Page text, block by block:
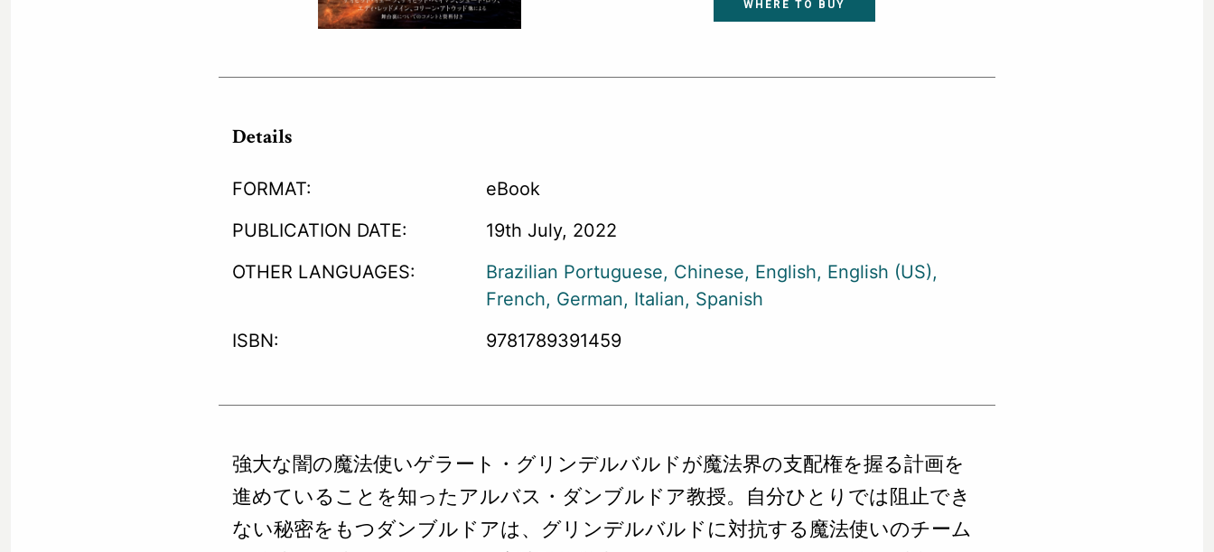
WHERE TO BUY
Details
FORMAT:
eBook
PUBLICATION DATE:
19th July, 2022
OTHER LANGUAGES:
Brazilian Portuguese Chinese English English (US)
French German Italian Spanish
ISBN:
9781789391459
強大な闇の魔法使いゲラート・グリンデルバルドが魔法界の支配権を握る計画を
進めていることを知ったアルバス・ダンブルドア教授。自分ひとりでは阻止でき
ない秘密をもつダンブルドアは、グリンデルバルドに対抗する魔法使いのチーム